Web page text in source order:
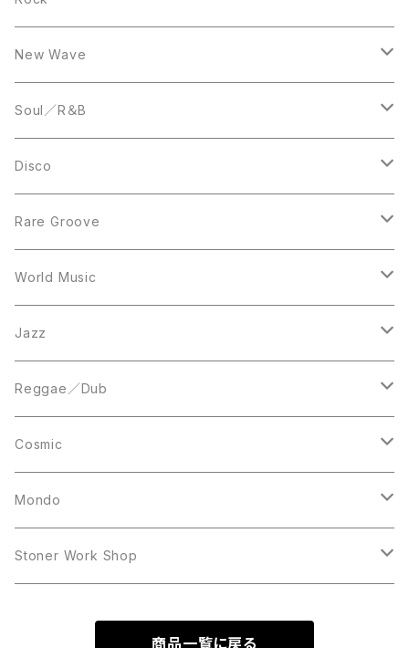
LP
12inch
LP
New Wave
12inch
LP
Soul／R＆B
LP
12inch
Disco
7inch
12inch
LP
Acetate Press
10inch
Rare Groove
12inch
LP
World Music
12inch
LP
Jazz
LP
12inch
Reggae／Dub
LP
12inch
Cosmic
12inch
LP
Mondo
LP
Stoner Work Shop
商品一覧に戻る